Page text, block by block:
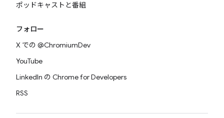
ポッドキャストと番組
フォロー
X での @ChromiumDev
YouTube
LinkedIn の Chrome for Developers
RSS